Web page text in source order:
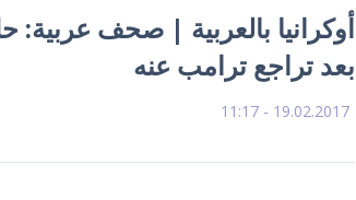
أوكرانيا بالعربية | صحف عربية:
بعد تراجع ترامب عنه
19.02.2017 - 11:17